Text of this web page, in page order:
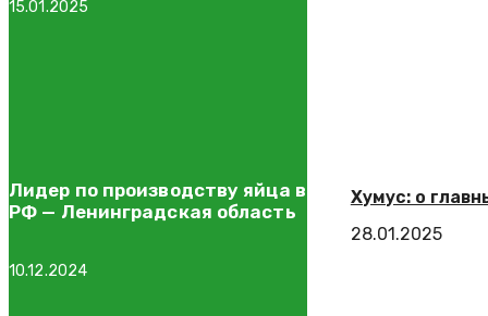
Хумус: о
28.01.2025
15.01.2025
Лидер по производству яйца в
РФ — Ленинградская область
10.12.2024